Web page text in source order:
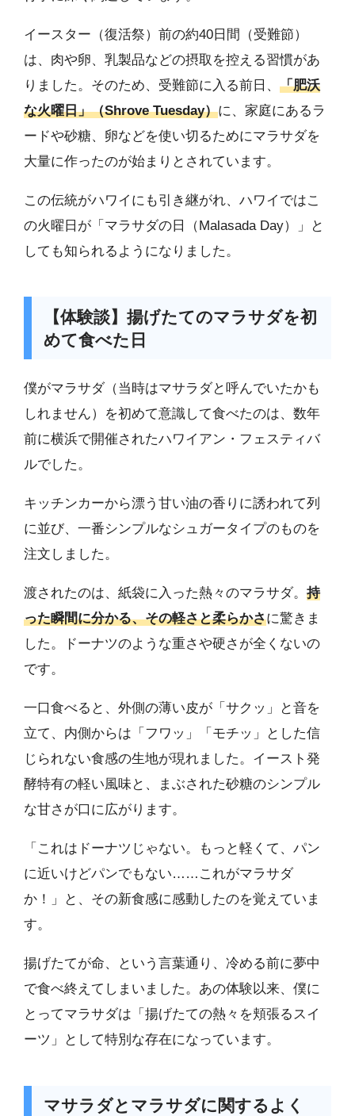
イースター（復活祭）前の約40日間（受難節）
は、肉や卵、乳製品などの摂取を控える習慣があ
りました。そのため、受難節に入る前日、 「肥沃
な火曜日」（Shrove Tuesday）に、家庭にあるラ
ードや砂糖、卵などを使い切るためにマラサダを
大量に作ったのが始まりとされています。
この伝統がハワイにも引き継がれ、ハワイではこ
の火曜日が「マラサダの日（Malasada Day）」と
しても知られるようになりました。
【体験談】揚げたてのマラサダを初
めて食べた日
僕がマラサダ（当時はマサラダと呼んでいたかも
しれません）を初めて意識して食べたのは、数年
前に横浜で開催されたハワイアン・フェスティバ
ルでした。
キッチンカーから漂う甘い油の香りに誘われて列
に並び、一番シンプルなシュガータイプのものを
注文しました。
渡されたのは、紙袋に入った熱々のマラサダ。 持
った瞬間に分かる、その軽さと柔らかさに驚きま
した。ドーナツのような重さや硬さが全くないの
です。
一口食べると、外側の薄い皮が「サクッ」と音を
立て、内側からは「フワッ」「モチッ」とした信
じられない食感の生地が現れました。イースト発
酵特有の軽い風味と、まぶされた砂糖のシンプル
な甘さが口に広がります。
「これはドーナツじゃない。もっと軽くて、パン
に近いけどパンでもない……これがマラサダ
か！」と、その新食感に感動したのを覚えていま
す。
揚げたてが命、という言葉通り、冷める前に夢中
で食べ終えてしまいました。あの体験以来、僕に
とってマラサダは「揚げたての熱々を頬張るスイ
ーツ」として特別な存在になっています。
マサラダとマラサダに関するよく